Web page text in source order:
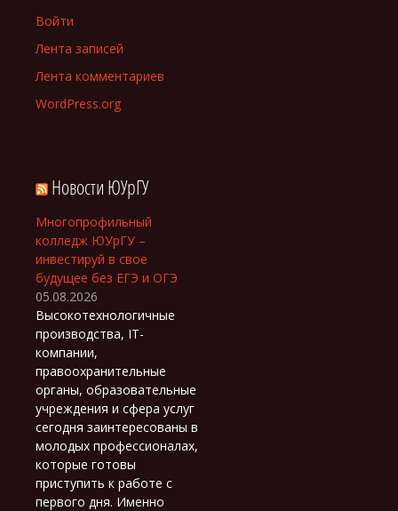
Войти
Лента записей
Лента комментариев
WordPress.org
Новости ЮУрГУ
Многопрофильный
колледж ЮУрГУ –
инвестируй в свое
будущее без ЕГЭ и ОГЭ
05.08.2026
Высокотехнологичные
производства, IT-
компании,
правоохранительные
органы, образовательные
учреждения и сфера услуг
сегодня заинтересованы в
молодых профессионалах,
которые готовы
приступить к работе с
первого дня. Именно